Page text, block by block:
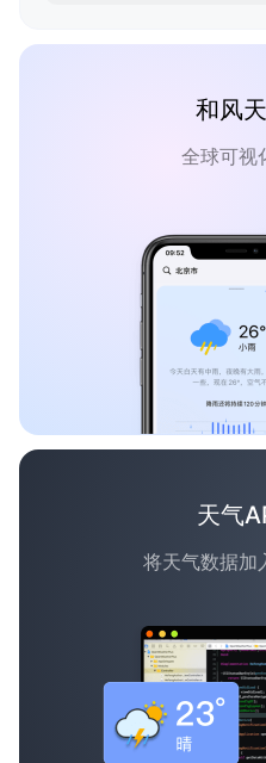
和风
全球可视
天气
将天气数据加